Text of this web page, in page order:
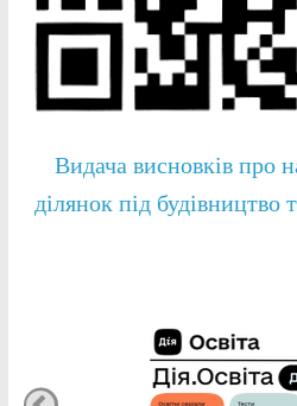
Видача висновків про
ділянок під